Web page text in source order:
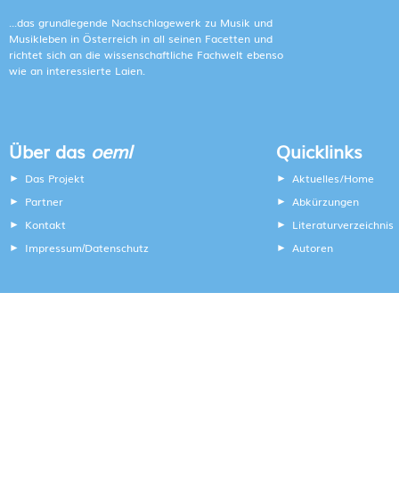
...das grundlegende Nachschlagewerk zu Musik und
Musikleben in Österreich in all seinen Facetten und
richtet sich an die wissenschaftliche Fachwelt ebenso
wie an interessierte Laien.
Über das oeml
Das Projekt
Partner
Kontakt
Impressum/Datenschutz
Quicklinks
Aktuelles/Home
Abkürzungen
Literaturverzeichnis
Autoren